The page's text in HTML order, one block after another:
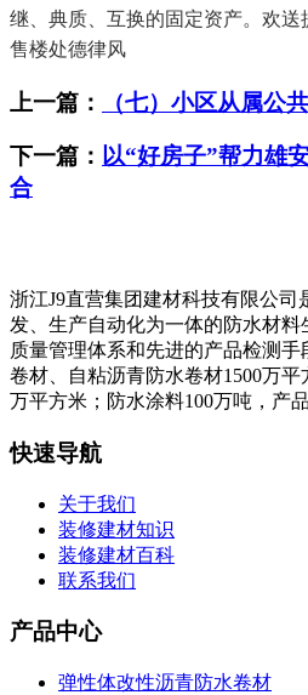
继、典质、互换的固定资产。欢
售楼处德律风
上一篇： （七）小区从属公
下一篇： 以“好房子”帮力雄
合
浙江J9直营集团建材科技有限公司
发、生产自动化为一体的防水材
质量管理体系和先进的产品检测手
卷材、自粘沥青防水卷材1500万
万平方米；防水涂料100万吨，产
快速导航
关于我们
装修建材知识
装修建材百科
联系我们
产品中心
弹性体改性沥青防水卷材